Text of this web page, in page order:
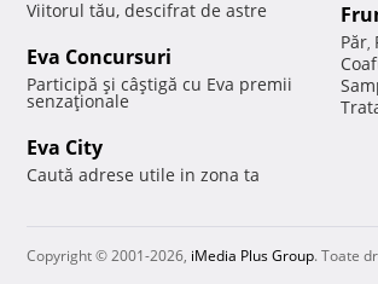
Viitorul tău, descifrat de astre
Eva Concursuri
Participă şi câştigă cu Eva premii
senzaţionale
Eva City
Caută adrese utile in zona ta
Păr,
Copyright © 2001-2026, iMedia Plus Group. Toate